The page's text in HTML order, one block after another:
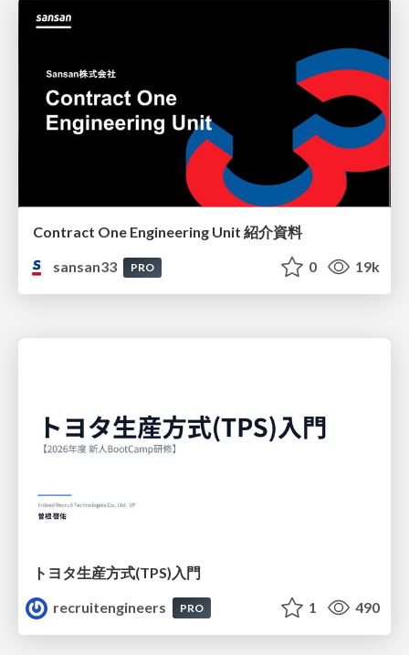
Contract One Engineering Unit 紹介資料
sansan33
PRO 0 19k
トヨタ⽣産⽅式(TPS)⼊⾨
recruitengineers
PRO 1 490